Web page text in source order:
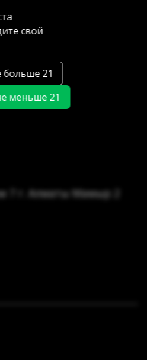
избранное
7 г. Алматы Мамыр 2
свой
больше 21
меньше 21